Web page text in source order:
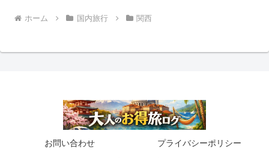
ホーム 国内旅行 関西
お問い合わせ プライバシーポリシー